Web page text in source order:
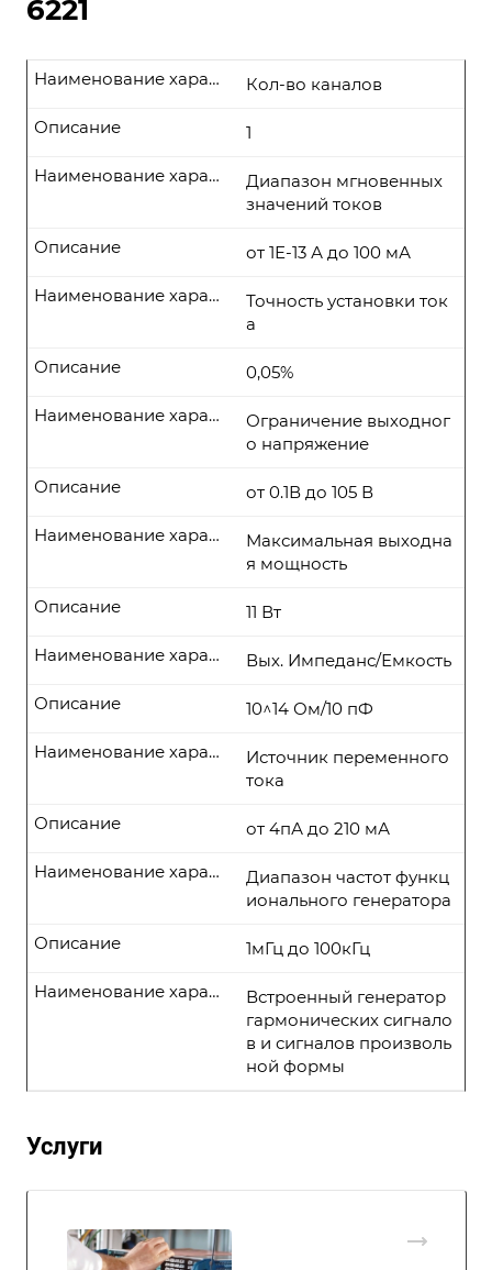
6221
Кол-во каналов
Наименование характеристики
1
Описание
Диапазон мгновенных
значений токов
Наименование характеристики
от 1Е-13 А до 100 мА
Описание
Точность установки ток
а
Наименование характеристики
0,05%
Описание
Ограничение выходног
о напряжение
Наименование характеристики
от 0.1В до 105 В
Описание
Максимальная выходна
я мощность
Наименование характеристики
11 Вт
Описание
Вых. Импеданс/Емкость
Наименование характеристики
10^14 Ом/10 пФ
Описание
Источник переменного
тока
Наименование характеристики
от 4пА до 210 мА
Описание
Диапазон частот функц
ионального генератора
Наименование характеристики
1мГц до 100кГц
Описание
Встроенный генератор
гармонических сигнало
в и сигналов произволь
ной формы
Наименование характеристики
Услуги